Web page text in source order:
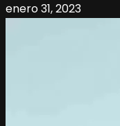
enero 31, 2023